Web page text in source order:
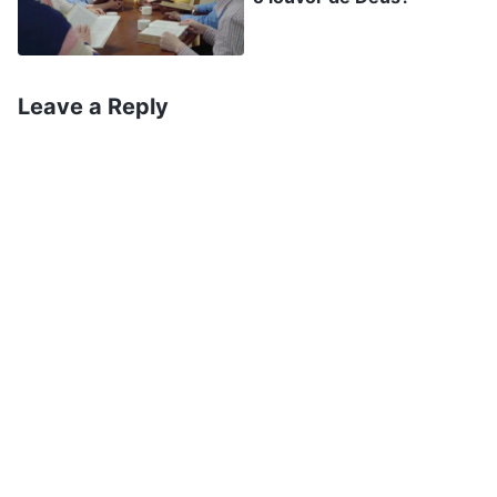
intensificaram. Eles usaram vários métodos para
rastrear e prender crentes e até começaram a
espalhar os mesmos velhos rumores fabricados
Leave a Reply